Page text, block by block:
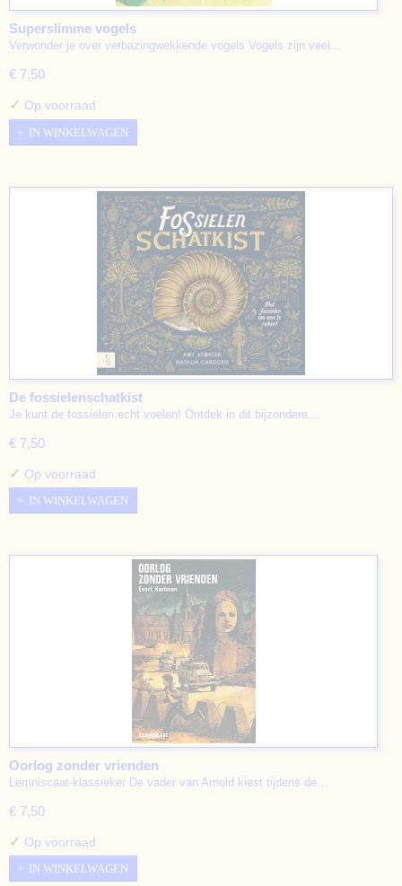
Superslimme vogels
Verwonder je over verbazingwekkende vogels Vogels zijn veel…
€ 7,50
✓ Op voorraad
IN WINKELWAGEN
De fossielenschatkist
Je kunt de fossielen echt voelen! Ontdek in dit bijzondere…
€ 7,50
✓ Op voorraad
IN WINKELWAGEN
Oorlog zonder vrienden
Lemniscaat-klassieker De vader van Arnold kiest tijdens de…
€ 7,50
✓ Op voorraad
IN WINKELWAGEN